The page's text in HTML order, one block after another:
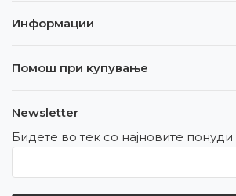
Информации
Помош при купување
Newsletter
Бидете во тек со најновите понуди